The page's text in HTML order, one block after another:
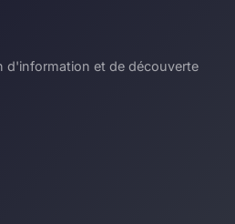
d'information et de découverte